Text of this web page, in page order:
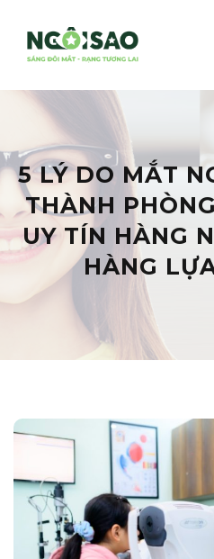
5 LÝ DO MẮT
THÀNH
UY TÍN HÀNG
HÀNG